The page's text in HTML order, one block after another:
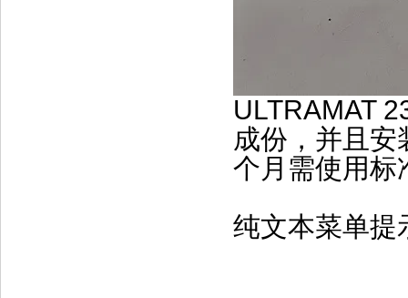
ULTRAMAT
成份，并且
个月需使用
纯文本菜单提